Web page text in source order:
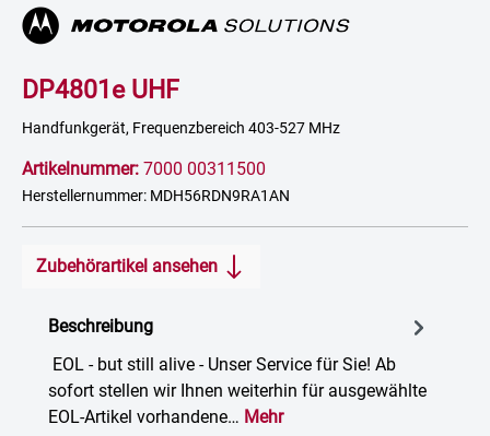
DP4801e UHF
Handfunkgerät, Frequenzbereich 403-527 MHz
Artikelnummer: 7000 00311500
Herstellernummer: MDH56RDN9RA1AN
Zubehörartikel ansehen
Beschreibung
EOL - but still alive - Unser Service für Sie! Ab
sofort stellen wir Ihnen weiterhin für ausgewählte
EOL-Artikel vorhandene… Mehr